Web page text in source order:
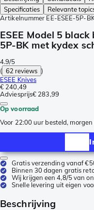
Specificaties
Relevante
Artikelnummer EE-ESEE-5P-
ESEE Model 5
5P-BK met kydex
4.9/5
( 62 reviews )
ESEE Knives
€ 240,49
Adviesprijs€ 283,99
Op voorraad
Voor 22:00 uur besteld,
Gratis verzending vanaf
Binnen 30 dagen gratis
Wij krijgen een 4,8/5 van
Snelle levering uit eigen
Beschrijving